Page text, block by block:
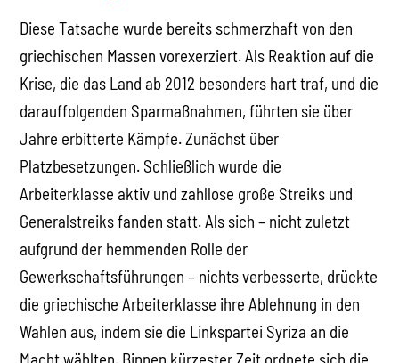
Diese Tatsache wurde bereits schmerzhaft von den
griechischen Massen vorexerziert. Als Reaktion auf die
Krise, die das Land ab 2012 besonders hart traf, und die
darauffolgenden Sparmaßnahmen, führten sie über
Jahre erbitterte Kämpfe. Zunächst über
Platzbesetzungen. Schließlich wurde die
Arbeiterklasse aktiv und zahllose große Streiks und
Generalstreiks fanden statt. Als sich – nicht zuletzt
aufgrund der hemmenden Rolle der
Gewerkschaftsführungen – nichts verbesserte, drückte
die griechische Arbeiterklasse ihre Ablehnung in den
Wahlen aus, indem sie die Linkspartei Syriza an die